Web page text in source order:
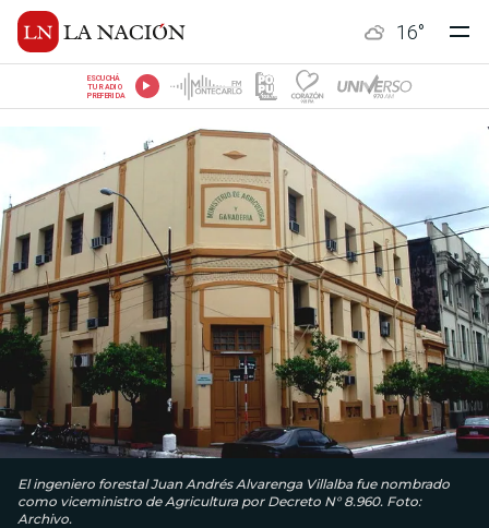
16°
ESCUCHÁ
TU RADIO
PREFERIDA
El ingeniero forestal Juan Andrés Alvarenga Villalba fue nombrado
como viceministro de Agricultura por Decreto N° 8.960. Foto:
Archivo.